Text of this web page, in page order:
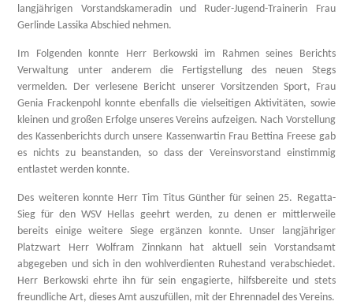
langjährigen Vorstandskameradin und Ruder-Jugend-Trainerin Frau
Gerlinde Lassika Abschied nehmen.
Im Folgenden konnte Herr Berkowski im Rahmen seines Berichts
Verwaltung unter anderem die Fertigstellung des neuen Stegs
vermelden. Der verlesene Bericht unserer Vorsitzenden Sport, Frau
Genia Frackenpohl konnte ebenfalls die vielseitigen Aktivitäten, sowie
kleinen und großen Erfolge unseres Vereins aufzeigen. Nach Vorstellung
des Kassenberichts durch unsere Kassenwartin Frau Bettina Freese gab
es nichts zu beanstanden, so dass der Vereinsvorstand einstimmig
entlastet werden konnte.
Des weiteren konnte Herr Tim Titus Günther für seinen 25. Regatta-
Sieg für den WSV Hellas geehrt werden, zu denen er mittlerweile
bereits einige weitere Siege ergänzen konnte. Unser langjähriger
Platzwart Herr Wolfram Zinnkann hat aktuell sein Vorstandsamt
abgegeben und sich in den wohlverdienten Ruhestand verabschiedet.
Herr Berkowski ehrte ihn für sein engagierte, hilfsbereite und stets
freundliche Art, dieses Amt auszufüllen, mit der Ehrennadel des Vereins.